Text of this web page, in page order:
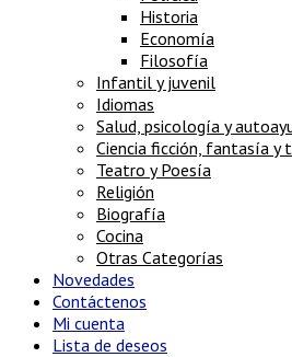
Historia
Economía
Filosofía
Infantil y juvenil
Idiomas
Salud, psicología y
Ciencia ficción, fantasía y
Teatro y Poesía
Religión
Biografía
Cocina
Otras Categorías
Novedades
Contáctenos
Mi cuenta
Lista de deseos